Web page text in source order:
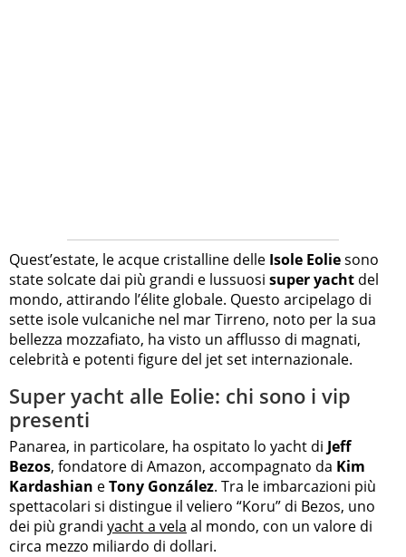
Quest’estate, le acque cristalline delle Isole Eoliesono
state solcate dai più grandi e lussuosi super yacht del
mondo, attirando l’élite globale. Questo arcipelago di
sette isole vulcaniche nel mar Tirreno, noto per la sua
bellezza mozzafiato, ha visto un afflusso di magnati,
celebrità e potenti figure del jet set internazionale.
Super yacht alle Eolie: chi sono i vip
presenti
Panarea, in particolare, ha ospitato lo yacht di Jeff
Bezos, fondatore di Amazon, accompagnato da Kim
Kardashian eTony González. Tra le imbarcazioni più
spettacolari si distingue il veliero “Koru” di Bezos, uno
dei più grandi yacht a vela al mondo, con un valore di
circa mezzo miliardo di dollari.